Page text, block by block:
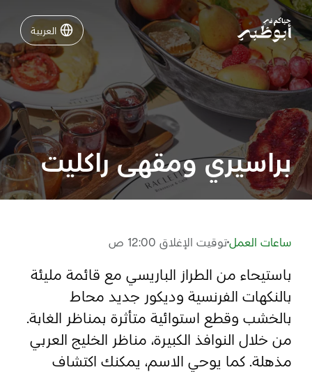
العربية
العربية
نشاطات لا تفوّتها في أبوظبي
دليلك لأبوظبي
فعاليات
تسجيل الدخول
المفضلة رسم خريطة
براسيري ومقهى راكليت
ساعات العملتوقيت الإغلاق 12:00 ص
باستيحاء من الطراز الباريسي مع قائمة مليئة
بالنكهات الفرنسية وديكور جديد محاط
بالخشب وقطع استوائية متأثرة بمناظر الغابة.
من خلال النوافذ الكبيرة، مناظر الخليج العربي
مذهلة. كما يوحي الاسم، يمكنك اكتشاف